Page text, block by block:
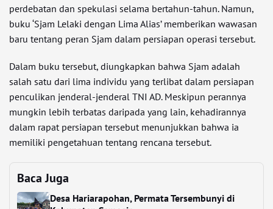
perdebatan dan spekulasi selama bertahun-tahun. Namun,
buku ‘Sjam Lelaki dengan Lima Alias’ memberikan wawasan
baru tentang peran Sjam dalam persiapan operasi tersebut.
Dalam buku tersebut, diungkapkan bahwa Sjam adalah
salah satu dari lima individu yang terlibat dalam persiapan
penculikan jenderal-jenderal TNI AD. Meskipun perannya
mungkin lebih terbatas daripada yang lain, kehadirannya
dalam rapat persiapan tersebut menunjukkan bahwa ia
memiliki pengetahuan tentang rencana tersebut.
Baca Juga
Desa Hariarapohan, Permata Tersembunyi di